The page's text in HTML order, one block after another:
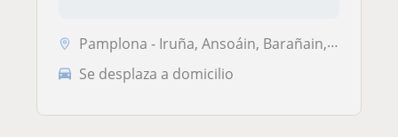
Pamplona - Iruña, Ansoáin, Barañain, Burlada - Burlata
Se desplaza a domicilio